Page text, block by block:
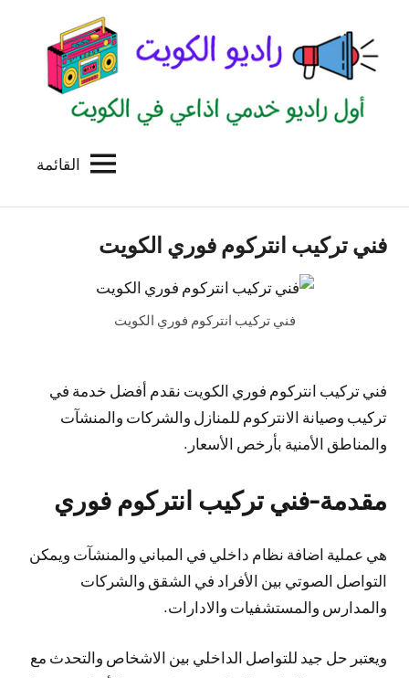
المحتوى
الكويت
للاعلانات
الخدمية
القائمة
فني تركيب انتركوم فوري الكويت
فني تركيب انتركوم فوري الكويت
فني تركيب انتركوم فوري الكويت نقدم أفضل خدمة في
تركيب وصيانة الانتركوم للمنازل والشركات والمنشآت
والمناطق الأمنية بأرخص الأسعار.
مقدمة-فني تركيب انتركوم فوري
هي عملية اضافة نظام داخلي في المباني والمنشآت ويمكن
التواصل الصوتي بين الأفراد في الشقق والشركات
والمدارس والمستشفيات والادارات.
ويعتبر حل جيد للتواصل الداخلي بين الاشخاص والتحدث مع